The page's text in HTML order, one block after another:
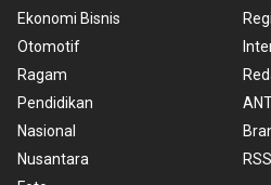
Ekonomi Bisnis
Otomotif
Ragam
Pendidikan
Nasional
Nusantara
RSS